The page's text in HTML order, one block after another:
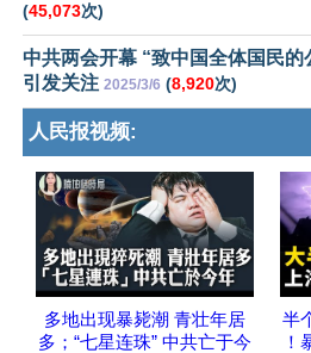
(45,073次)
中共两会开幕 “致中国全体国民
引发关注 2025/3/6 (8,920次)
人民报视频:
多地出现暴毙潮 青壮年居
多；“七星连珠” 中共亡于今
半
！